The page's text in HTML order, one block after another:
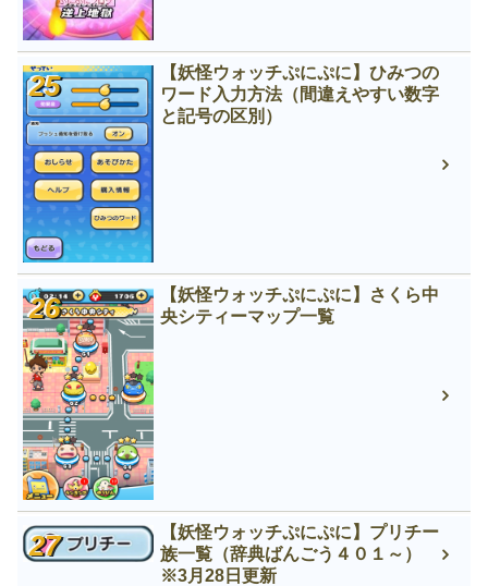
【妖怪ウォッチぷにぷに】ひみつの
ワード入力方法（間違えやすい数字
と記号の区別）
【妖怪ウォッチぷにぷに】さくら中
央シティーマップ一覧
【妖怪ウォッチぷにぷに】プリチー
族一覧（辞典ばんごう４０１～）
※3月28日更新